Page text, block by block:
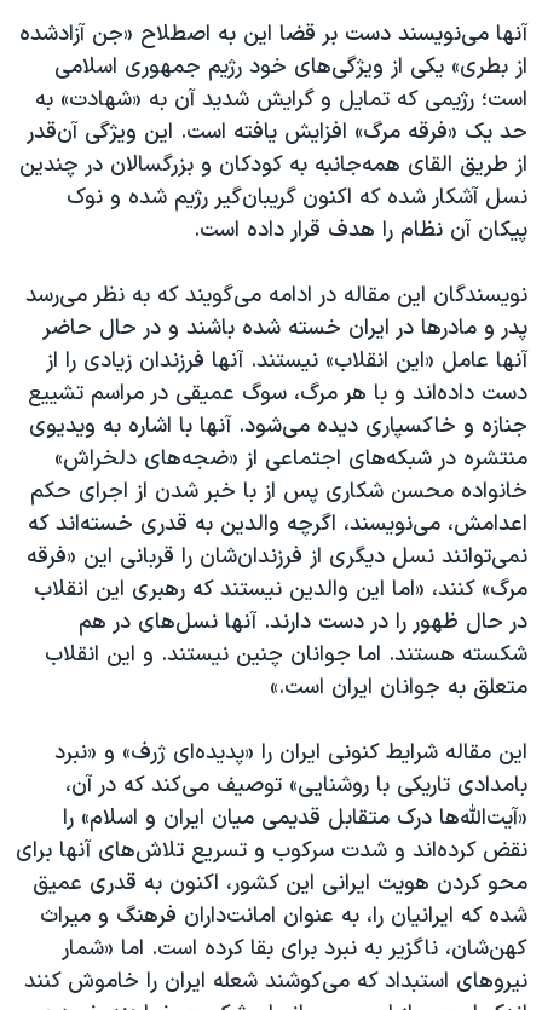
آنها می‌نویسند دست بر قضا این به اصطلاح «جن آزادشده
از بطری» یکی از ویژگی‌های خود رژیم جمهوری اسلامی
است؛ رژیمی که تمایل و گرایش شدید آن به «شهادت» به
حد یک «فرقه مرگ» افزایش یافته است. این ویژگی آن‌قدر
از طریق القای همه‌جانبه به کودکان و بزرگسالان در چندین
نسل آشکار شده که اکنون گریبان‌گیر رژیم شده و نوک
پیکان آن نظام را هدف قرار داده است.
نویسندگان این مقاله در ادامه می‌گویند که به نظر می‌رسد
پدر و مادرها در ایران خسته شده‌ باشند و در حال حاضر
آنها عامل «این انقلاب» نیستند. آنها فرزندان زیادی را از
دست داده‌اند و با هر مرگ، سوگ عمیقی در مراسم تشییع
جنازه و خاکسپاری دیده می‌شود. آنها با اشاره به ویدیوی
منتشره در شبکه‌های اجتماعی از «ضجه‌های دلخراش»
خانواده محسن شکاری پس از با خبر شدن از اجرای حکم
اعدامش، می‌نویسند، اگرچه والدین به قدری خسته‌اند که
نمی‌توانند نسل دیگری از فرزندان‌شان را قربانی این «فرقه
مرگ» کنند، «اما این والدین نیستند که رهبری این انقلاب
در حال ظهور را در دست دارند. آنها نسل‌های در هم
شکسته هستند. اما جوانان چنین نیستند. و این انقلاب
متعلق به جوانان ایران است.»
این مقاله شرایط کنونی ایران را «پدیده‌ای ژرف» و «نبرد
بامدادی تاریکی با روشنایی» توصیف می‌کند که در آن،
«آیت‌الله‌ها درک متقابل قدیمی میان ایران و اسلام» را
نقض کرده‌اند و شدت سرکوب و تسریع تلاش‌های آنها برای
محو کردن هویت ایرانی این کشور، اکنون به قدری عمیق
شده که ایرانیان را، به عنوان امانت‌داران فرهنگ و میراث
کهن‌شان، ناگزیر به نبرد برای بقا کرده است. اما «شمار
نیروهای استبداد که می‌کوشند شعله ایران را خاموش کنند